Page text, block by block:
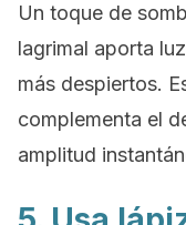
Un toque de
lagrimal aporta
más despiertos.
complementa el
amplitud